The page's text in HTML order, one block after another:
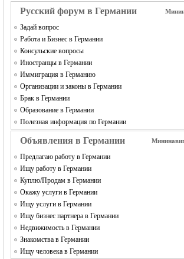
RU
Русский форум в Германии
Задай вопрос
Работа и Бизнес в Германии
Консульские вопросы
Иностранцы в Германии
Иммиграция в Германию
Организации и законы в Германии
Брак в Германии
Образование в Германии
Полезная информация по Германии
Объявления в Германии
Предлагаю работу в Германии
Ищу работу в Германии
Куплю/Продам в Германии
Окажу услуги в Германии
Ищу услуги в Германии
Ищу бизнес партнера в Германии
Недвижимость в Германии
Знакомства в Германии
Ищу человека в Германии